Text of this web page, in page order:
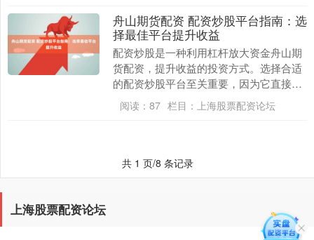
舟山期货配资 配资炒股平台指南：选
择最佳平台提升收益
配资炒股是一种利用杠杆放大资金舟山期
货配资，提升收益的投资方式。选择合适
的配资炒股平台至关重要，因为它直接影
响到投资者的收益和风险。 除了杠杆资
金，该平台还提供....
阅读： 87 栏目： 上海股票配资论坛
共 1 页/8 条记录
上海股票配资论坛